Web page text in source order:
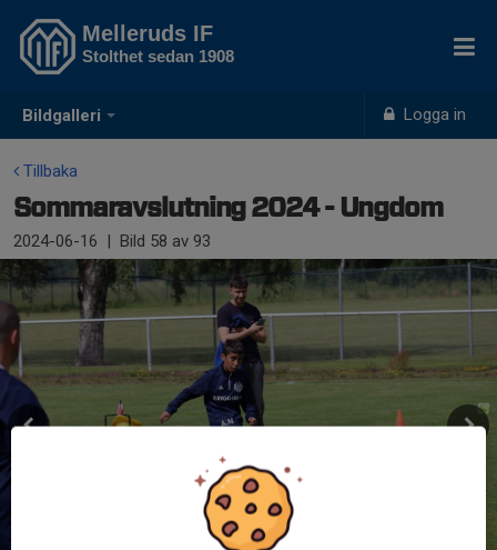
Bildgalleri Logga in
Melleruds IF
Stolthet sedan 1908
Tillbaka
Sommaravslutning 2024 - Ungdom
2024-06-16 | Bild 58 av 93